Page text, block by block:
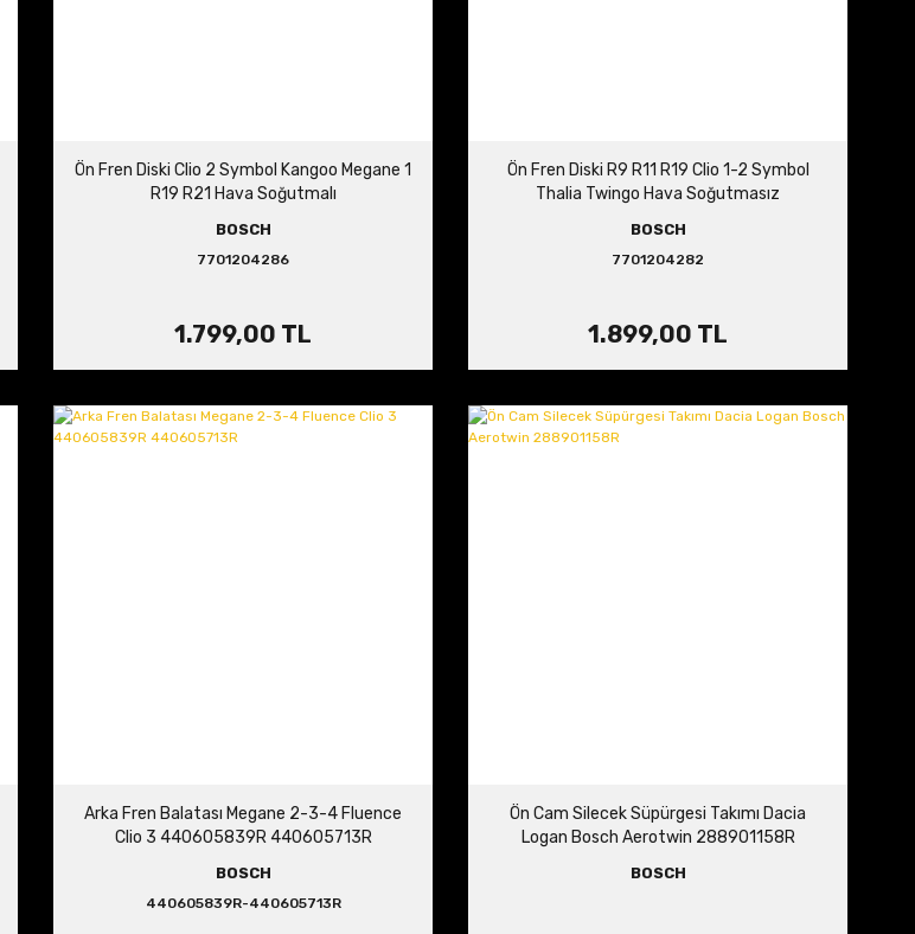
Ön Fren Diski Clio 2 Symbol Kangoo Megane 1
R19 R21 Hava Soğutmalı
BOSCH
7701204286
1.799,00 TL
Ön Fren Diski R9 R11 R19 Clio 1-2 Symbol
Thalia Twingo Hava Soğutmasız
BOSCH
7701204282
1.899,00 TL
Arka Fren Balatası Megane 2-3-4 Fluence
Clio 3 440605839R 440605713R
BOSCH
440605839R-440605713R
Ön Cam Silecek Süpürgesi Takımı Dacia
Logan Bosch Aerotwin 288901158R
BOSCH